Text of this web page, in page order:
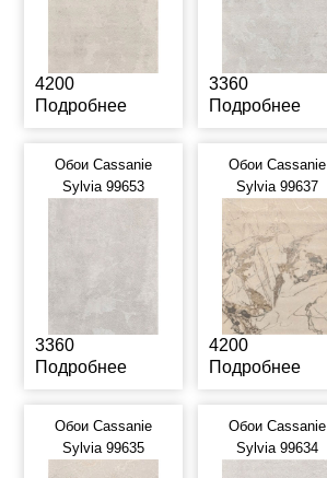
4200
Подробнее
3360
Подробнее
Обои Cassanie
Sylvia 99653
3360
Подробнее
Обои Cassanie
Sylvia 99637
4200
Подробнее
Обои Cassanie
Sylvia 99635
Обои Cassanie
Sylvia 99634